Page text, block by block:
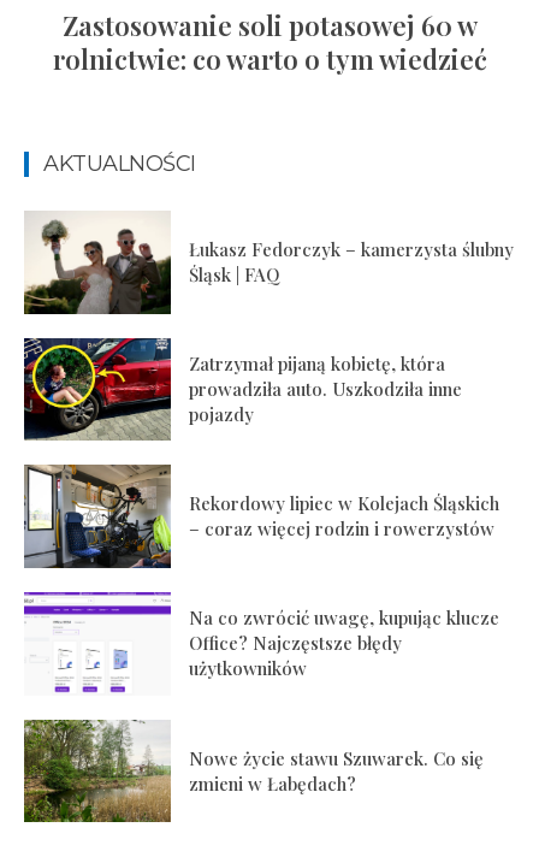
Zastosowanie soli potasowej 60 w
rolnictwie: co warto o tym wiedzieć
AKTUALNOŚCI
Łukasz Fedorczyk – kamerzysta ślubny
Śląsk | FAQ
Zatrzymał pijaną kobietę, która
prowadziła auto. Uszkodziła inne
pojazdy
Rekordowy lipiec w Kolejach Śląskich
– coraz więcej rodzin i rowerzystów
Na co zwrócić uwagę, kupując klucze
Office? Najczęstsze błędy
użytkowników
Nowe życie stawu Szuwarek. Co się
zmieni w Łabędach?